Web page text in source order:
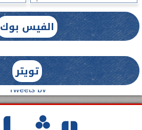
الفيس بوك
تويتر
Tweets by